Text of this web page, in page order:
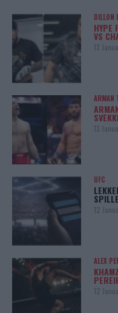
DILLON
HYPE
VS
13
ARMAN
13
UFC
12
ALEX
12